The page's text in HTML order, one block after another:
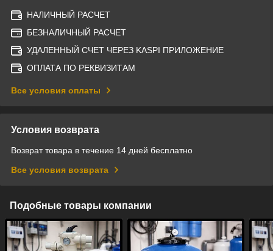
НАЛИЧНЫЙ РАСЧЕТ
БЕЗНАЛИЧНЫЙ РАСЧЕТ
УДАЛЕННЫЙ СЧЕТ ЧЕРЕЗ KASPI ПРИЛОЖЕНИЕ
ОПЛАТА ПО РЕКВИЗИТАМ
Все условия оплаты
Условия возврата
Возврат товара в течение 14 дней бесплатно
Все условия возврата
Подобные товары компании